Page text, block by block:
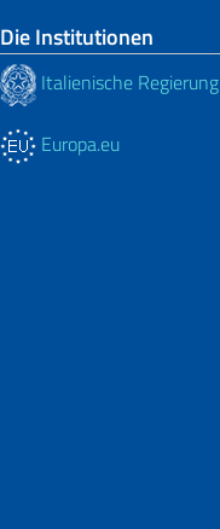
Die Institutionen
Italienische Regierung
Europa.eu